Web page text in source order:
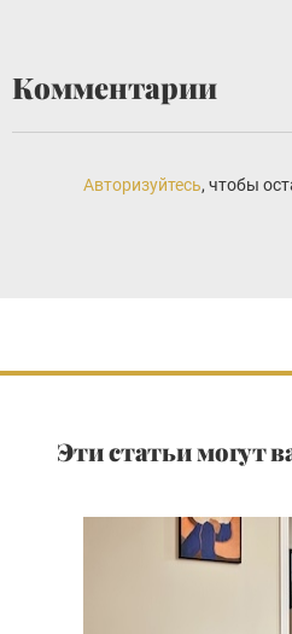
Комментарии
Авторизуйтесь, чтобы
Эти статьи могут